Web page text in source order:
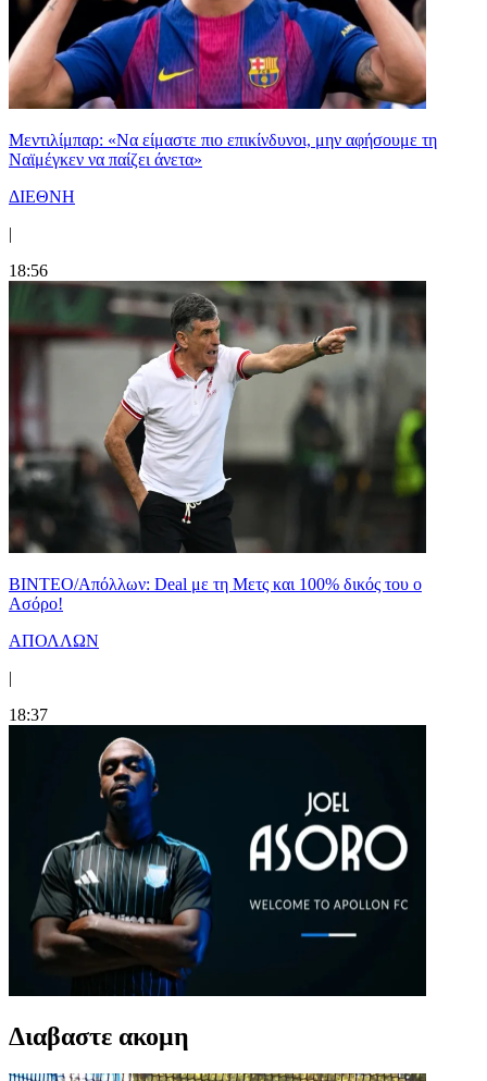
Μεντιλίμπαρ: «Να είμαστε πιο επικίνδυνοι, μην αφήσουμε τη
Ναϊμέγκεν να παίζει άνετα»
ΔΙΕΘΝΗ
|
18:56
ΒΙΝΤΕΟ/Απόλλων: Deal με τη Μετς και 100% δικός του ο
Ασόρο!
ΑΠΟΛΛΩΝ
|
18:37
Διαβαστε ακομη